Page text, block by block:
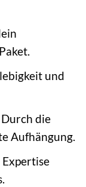
und
Durch die
Aufhängung.